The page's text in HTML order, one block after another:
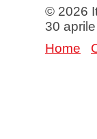
© 2026
30
Home